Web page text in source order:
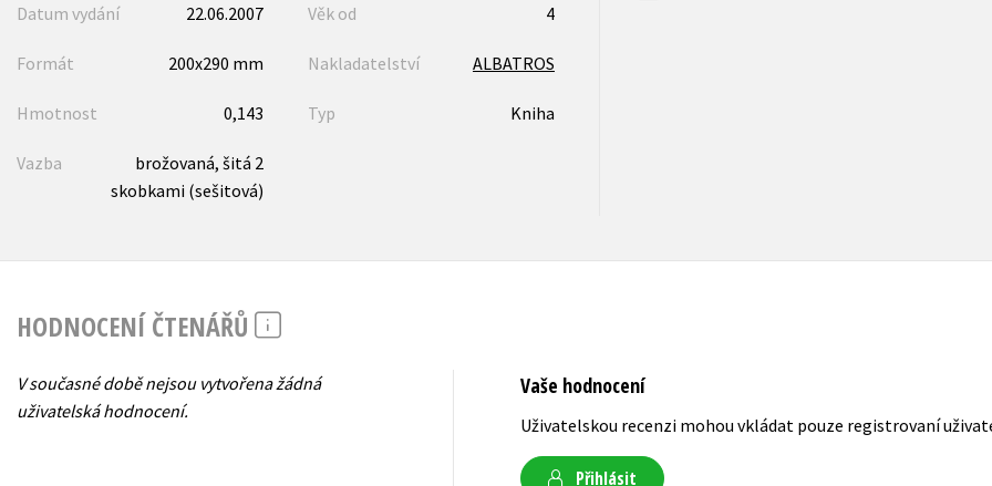
Datum vydání 22.06.2007 Věk od 4
Formát 200x290 mm Nakladatelství ALBATROS
Hmotnost 0,143 Typ Kniha
Vazba
brožovaná, šitá 2
skobkami (sešitová)
HODNOCENÍ ČTENÁŘŮ
V současné době nejsou vytvořena žádná
uživatelská hodnocení.
Vaše hodnocení
Uživatelskou recenzi mohou vkládat pouze registrovaní
Přihlásit